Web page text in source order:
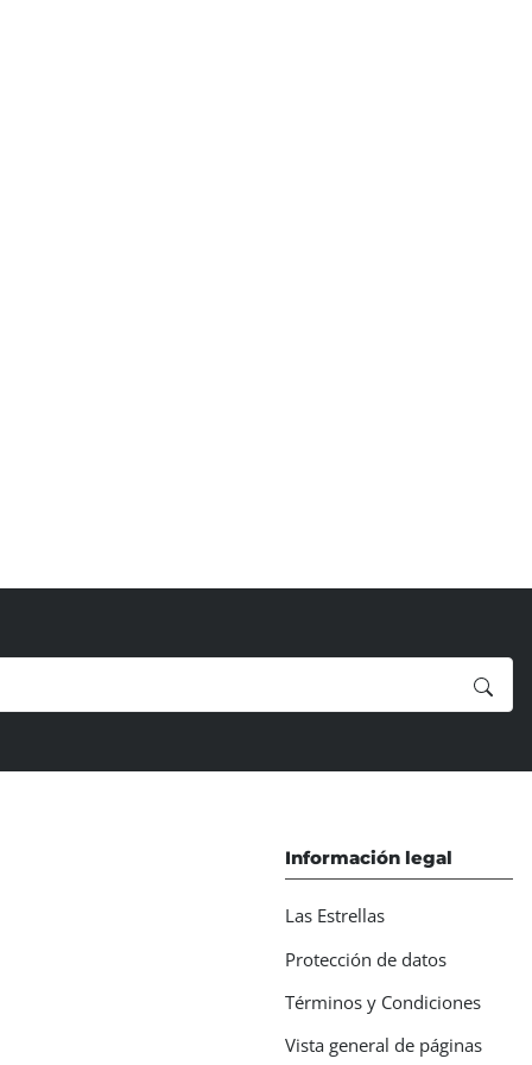
Información legal
Las Estrellas
Protección de datos
Términos y Condiciones
Vista general de páginas